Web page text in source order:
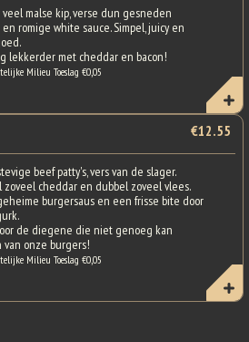
veel malse kip, verse dun gesneden
romige white sauce. Simpel, juicy en
lekkerder met cheddar en bacon!
Milieu Toeslag €0,05
€12.55
beef patty's, vers van de slager.
zoveel cheddar en dubbel zoveel vlees.
burgersaus en een frisse bite door
de diegene die niet genoeg kan
van onze burgers!
Milieu Toeslag €0,05